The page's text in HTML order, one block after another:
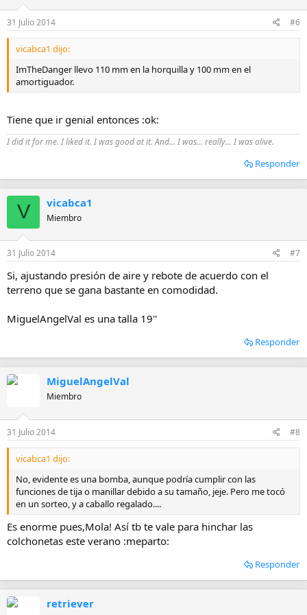
31 Julio 2014 #6
vicabca1 dijo:
ImTheDanger llevo 110 mm en la horquilla y 100 mm en el
amortiguador.
Tiene que ir genial entonces :ok:
I did it for me. I liked it. I was good at it. And... I was... really... I was alive.
Responder
V vicabca1
Miembro
31 Julio 2014 #7
Si, ajustando presión de aire y rebote de acuerdo con el
terreno que se gana bastante en comodidad.
MiguelAngelVal es una talla 19''
Responder
MiguelAngelVal
Miembro
31 Julio 2014 #8
vicabca1 dijo:
No, evidente es una bomba, aunque podría cumplir con las
funciones de tija o manillar debido a su tamaño, jeje. Pero me tocó
en un sorteo, y a caballo regalado....
Es enorme pues,Mola! Así tb te vale para hinchar las
colchonetas este verano :meparto:
Responder
retriever